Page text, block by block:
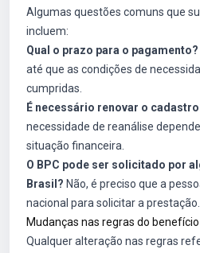
Algumas questões comuns que
incluem:
Qual o prazo para o pagamento?
até que as condições de
cumpridas.
É necessário renovar o
necessidade de reanálise
situação financeira.
O BPC pode ser solicitado por
Brasil? Não, é preciso que a
nacional para solicitar a prestação.
Mudanças nas regras do benefício
Qualquer alteração nas regras